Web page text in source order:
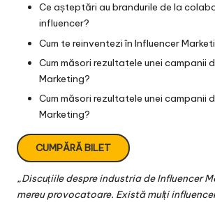
Ce așteptări au brandurile de la
influencer?
Cum te reinventezi în Influencer
Cum măsori rezultatele unei campanii
Marketing?
Cum măsori rezultatele unei campanii
Marketing?
CUMPĂRĂ BILET
„Discuțiile despre industria de Influencer
mereu provocatoare. Există mulți